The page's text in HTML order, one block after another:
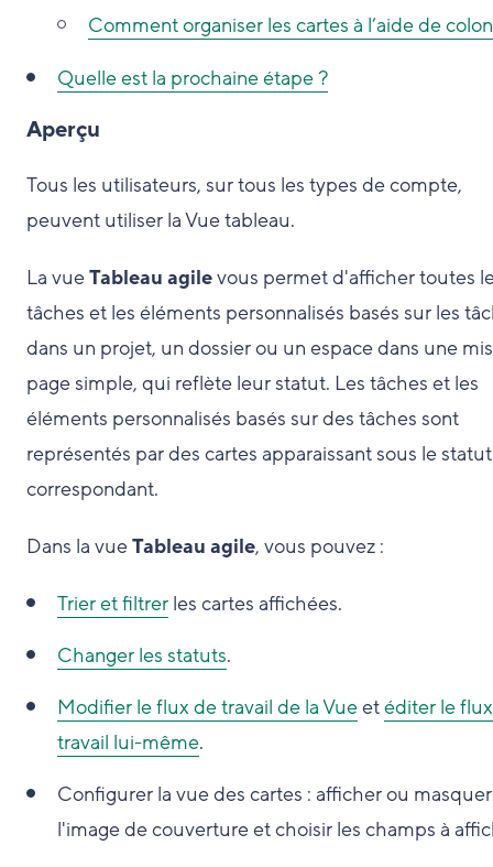
Comment organiser les cartes à l’aide de
Quelle est la prochaine étape ?
Aperçu
Tous les utilisateurs, sur tous les types de compte,
peuvent utiliser la Vue tableau.
La vueTableau agilevous permet d'afficher toutes
tâches et les éléments personnalisés basés sur les
dans un projet, un dossier ou un espace dans une
page simple, qui reflète leur statut. Les tâches et les
éléments personnalisés basés sur des tâches sont
représentés par des cartes apparaissant sous le statut
correspondant.
Dans la vueTableau agile, vous pouvez :
Trier et filtrer les cartes affichées.
Changer les statuts.
Modifier le flux de travail de la Vueetéditer le
travail lui-même.
Configurer la vue des cartes : afficher ou masquer
l'image de couverture et choisir les champs à